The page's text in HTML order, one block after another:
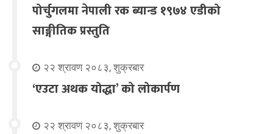
पोर्चुगलमा नेपाली रक ब्यान्ड १९७४ एडीको
साङ्गीतिक प्रस्तुति
२२ श्रावण २०८३, शुक्रबार
‘एउटा अथक योद्धा’ को लोकार्पण
२२ श्रावण २०८३, शुक्रबार